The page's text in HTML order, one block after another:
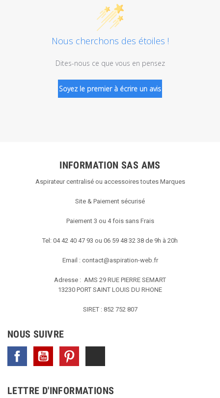
Nous cherchons des étoiles !
Dites-nous ce que vous en pensez
Soyez le premier à écrire un avis
INFORMATION SAS AMS
Aspirateur centralisé ou accessoires toutes Marques
Site & Paiement sécurisé
Paiement 3 ou 4 fois sans Frais
Tel: 04 42 40 47 93 ou 06 59 48 32 38 de 9h à 20h
Email : contact@aspiration-web.fr
Adresse : AMS 29 RUE PIERRE SEMART
13230 PORT SAINT LOUIS DU RHONE
SIRET : 852 752 807
NOUS SUIVRE
Facebook YouTube
LETTRE D'INFORMATIONS